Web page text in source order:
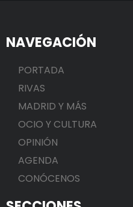
NAVEGACIÓN
PORTADA
RIVAS
MADRID Y MÁS
OCIO Y CULTURA
OPINIÓN
AGENDA
CONÓCENOS